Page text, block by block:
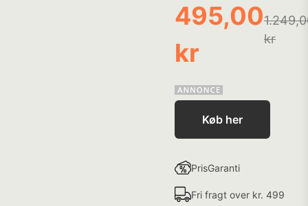
495,00
kr
kr
Køb her
PrisGaranti
Fri fragt over kr. 499